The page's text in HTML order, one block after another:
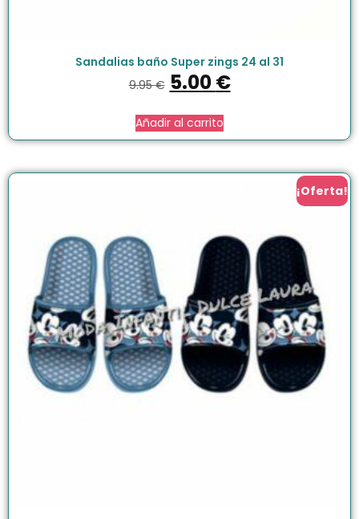
Sandalias baño Super zings 24 al 31
9.95€ 5.00€
Añadir al carrito
¡Oferta!